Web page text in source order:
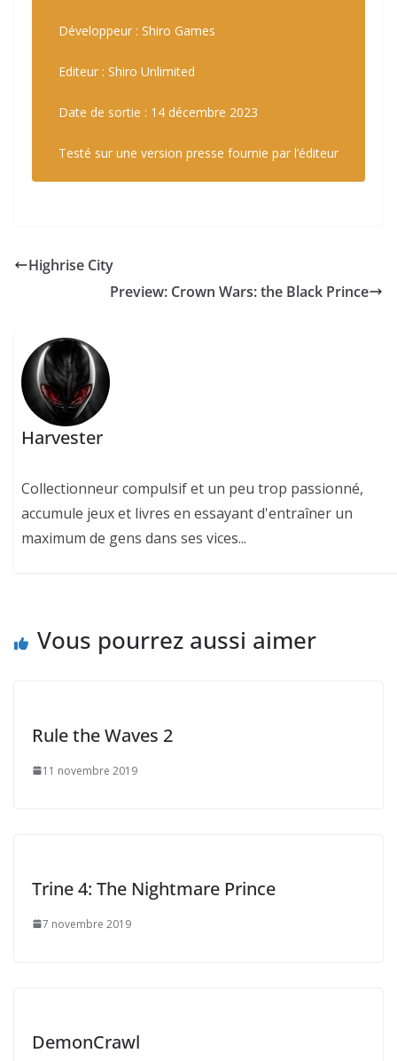
Développeur : Shiro Games
Editeur : Shiro Unlimited
Date de sortie : 14 décembre 2023
Testé sur une version presse fournie par l’éditeur
Highrise City
Preview: Crown Wars: the Black Prince
Harvester
Collectionneur compulsif et un peu trop passionné,
accumule jeux et livres en essayant d'entraîner un
maximum de gens dans ses vices...
Vous pourrez aussi aimer
Rule the Waves 2
11 novembre 2019
Trine 4: The Nightmare Prince
7 novembre 2019
DemonCrawl